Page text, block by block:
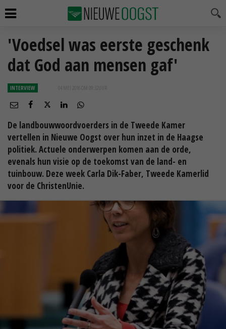
'Voedsel was eerste geschenk
dat God aan mensen gaf'
INTERVIEW 04 MEI 2016 OM 09:32
De landbouwwoordvoerders in de Tweede Kamer
vertellen in Nieuwe Oogst over hun inzet in de Haagse
politiek. Actuele onderwerpen komen aan de orde,
evenals hun visie op de toekomst van de land- en
tuinbouw. Deze week Carla Dik-Faber, Tweede Kamerlid
voor de ChristenUnie.